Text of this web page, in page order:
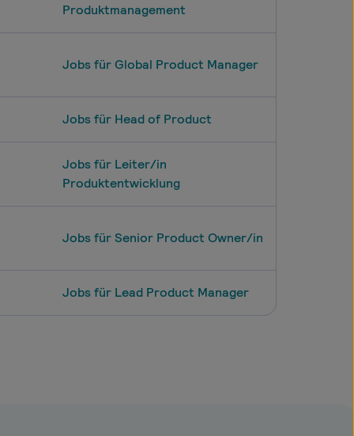
Produktmanagement
Jobs für Global Product Manager
Jobs für Head of Product
Jobs für Leiter/in
Produktentwicklung
Jobs für Senior Product Owner/in
Jobs für Lead Product Manager